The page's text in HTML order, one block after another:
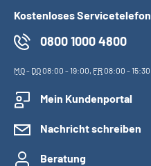
Kostenloses Servicetelefon
0800 1000 4800
MO- DO08:00 - 19:00, FR08:00 - 15:30
Mein Kundenportal
Nachricht schreiben
Beratung